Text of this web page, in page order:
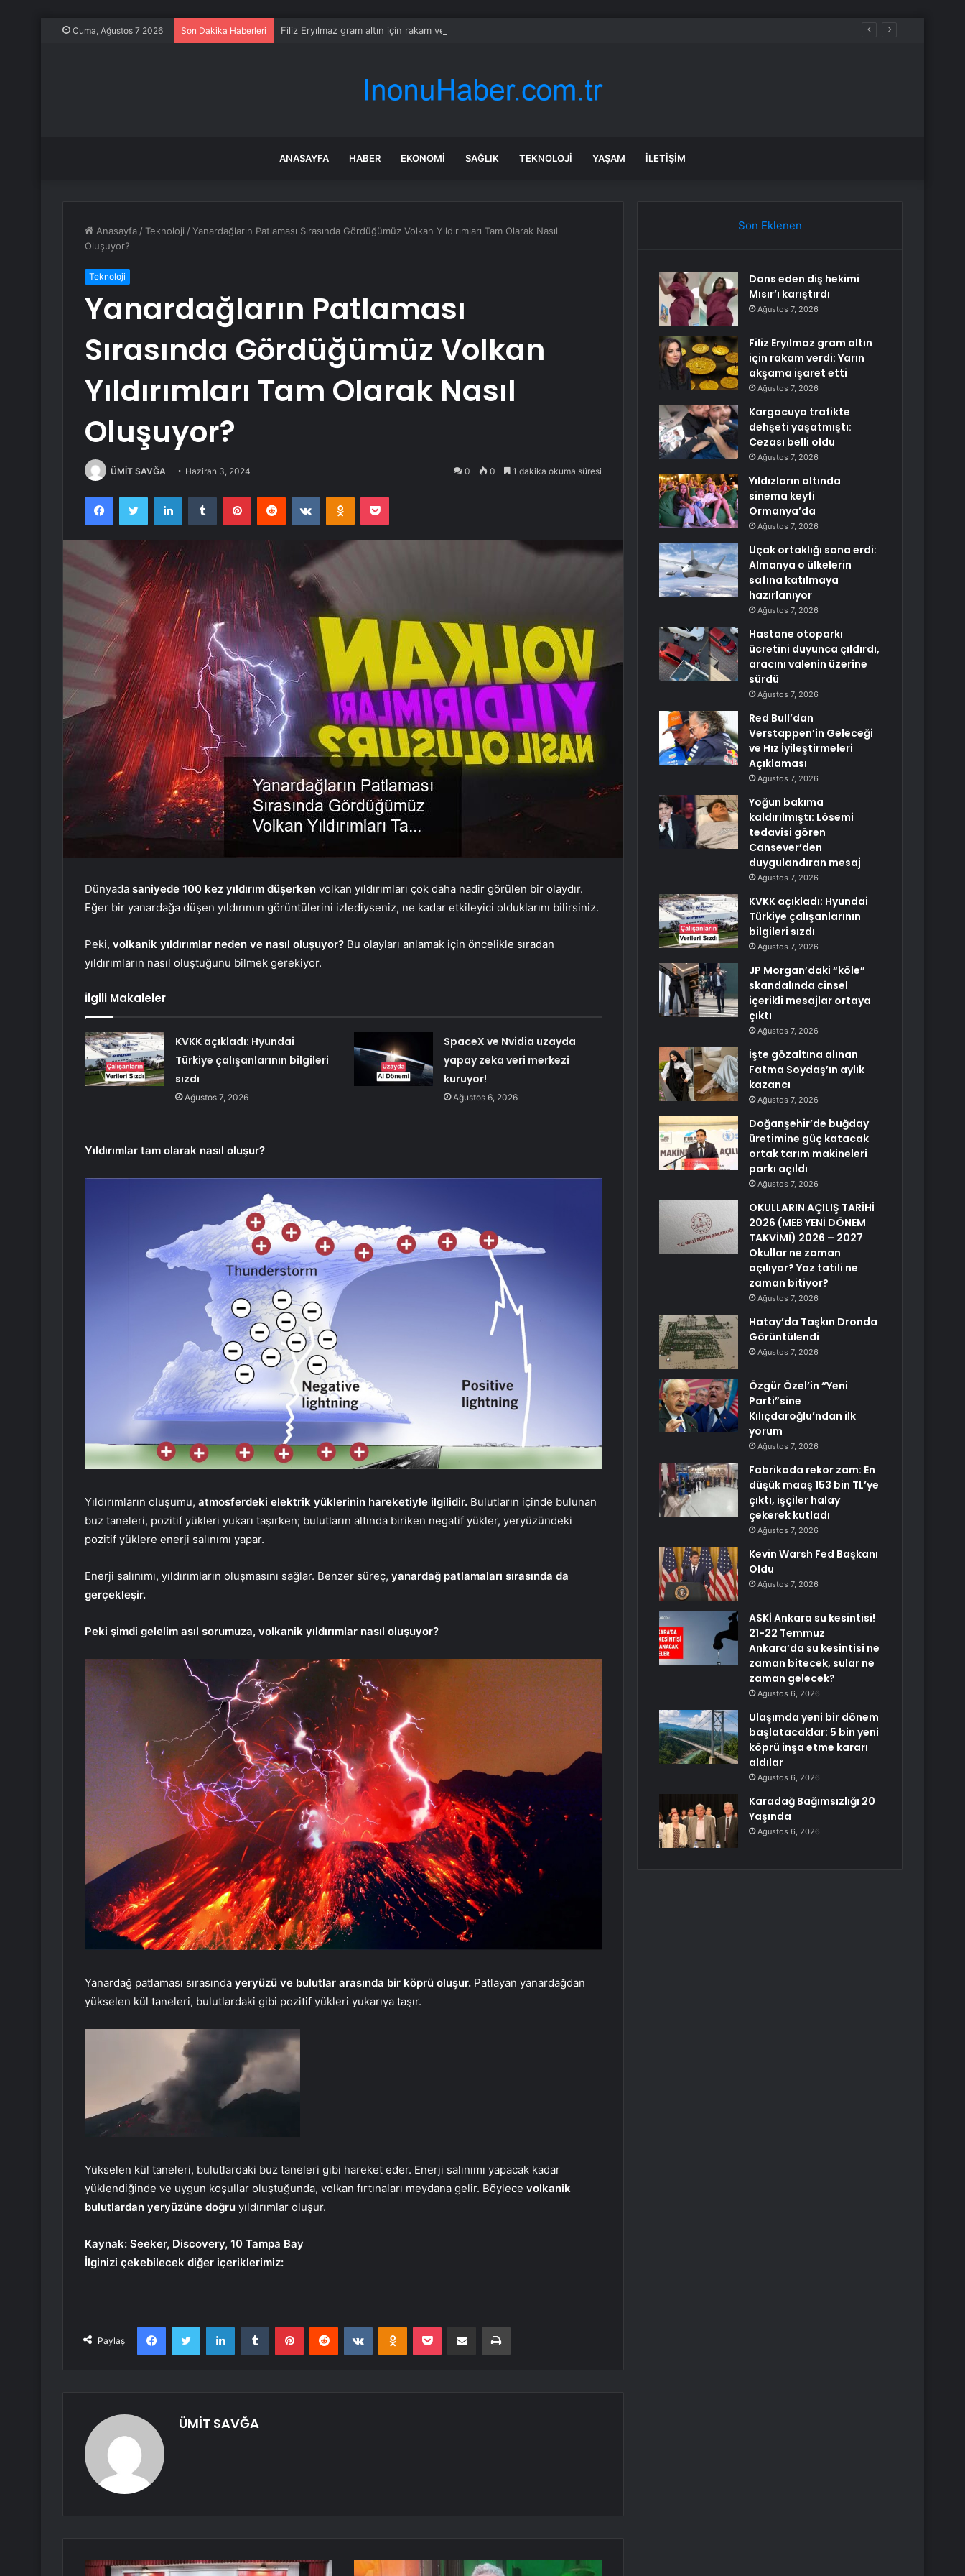
Cuma, Ağustos 7 2026 Son Dakika Haberleri Filiz Eryılmaz gram altın için rakam verdi: Yarın akşama işaret etti
ANASAYFA HABER EKONOMI SAĞLIK TEKNOLOJI YAŞAM İLETIŞIM
Anasayfa /Teknoloji /Yanardağların Patlaması Sırasında Gördüğümüz Volkan Yıldırımları Tam Olarak Nasıl
Oluşuyor?
Teknoloji
Yanardağların Patlaması
Sırasında Gördüğümüz Volkan
Yıldırımları Tam Olarak Nasıl
Oluşuyor?
ÜMİT SAVĞA Haziran 3, 2024 0 0 1 dakika okuma süresi
FacebookTwitter LinkedInTumblr PinterestReddit VKontakteOdnoklassniki
Pocket
Dünyada saniyede 100 kez yıldırım düşerken volkan yıldırımları çok daha nadir görülen bir olaydır.
Eğer bir yanardağa düşen yıldırımın görüntülerini izlediyseniz, ne kadar etkileyici olduklarını bilirsiniz.
Peki, volkanik yıldırımlar neden ve nasıl oluşuyor? Bu olayları anlamak için öncelikle sıradan
yıldırımların nasıl oluştuğunu bilmek gerekiyor.
İlgili Makaleler
KVKK açıkladı: Hyundai
Türkiye çalışanlarının bilgileri
sızdı
Ağustos 7, 2026
SpaceX ve Nvidia uzayda
yapay zeka veri merkezi
kuruyor!
Ağustos 6, 2026
Yıldırımlar tam olarak nasıl oluşur?
Yıldırımların oluşumu, atmosferdeki elektrik yüklerinin hareketiyle ilgilidir. Bulutların içinde bulunan
buz taneleri, pozitif yükleri yukarı taşırken; bulutların altında biriken negatif yükler, yeryüzündeki
pozitif yüklere enerji salınımı yapar.
Enerji salınımı, yıldırımların oluşmasını sağlar. Benzer süreç, yanardağ patlamaları sırasında da
gerçekleşir.
Peki şimdi gelelim asıl sorumuza, volkanik yıldırımlar nasıl oluşuyor?
Yanardağ patlaması sırasında yeryüzü ve bulutlar arasında bir köprü oluşur. Patlayan yanardağdan
yükselen kül taneleri, bulutlardaki gibi pozitif yükleri yukarıya taşır.
Yükselen kül taneleri, bulutlardaki buz taneleri gibi hareket eder. Enerji salınımı yapacak kadar
yüklendiğinde ve uygun koşullar oluştuğunda, volkan fırtınaları meydana gelir. Böylece volkanik
bulutlardan yeryüzüne doğru yıldırımlar oluşur.
Kaynak: Seeker, Discovery, 10 Tampa Bay
İlginizi çekebilecek diğer içeriklerimiz:
Paylaş
FacebookTwitter LinkedInTumblr PinterestReddit VKontakteOdnoklassniki
Pocket E-Posta ile paylaş Yazdır
ÜMİT SAVĞA
Son Eklenen
Dans eden diş hekimi
Mısır’ı karıştırdı
Ağustos 7, 2026
Filiz Eryılmaz gram altın
için rakam verdi: Yarın
akşama işaret etti
Ağustos 7, 2026
Kargocuya trafikte
dehşeti yaşatmıştı:
Cezası belli oldu
Ağustos 7, 2026
Yıldızların altında
sinema keyfi
Ormanya’da
Ağustos 7, 2026
Uçak ortaklığı sona erdi:
Almanya o ülkelerin
safına katılmaya
hazırlanıyor
Ağustos 7, 2026
Hastane otoparkı
ücretini duyunca çıldırdı,
aracını valenin üzerine
sürdü
Ağustos 7, 2026
Red Bull’dan
Verstappen’in Geleceği
ve Hız İyileştirmeleri
Açıklaması
Ağustos 7, 2026
Yoğun bakıma
kaldırılmıştı: Lösemi
tedavisi gören
Cansever’den
duygulandıran mesaj
Ağustos 7, 2026
KVKK açıkladı: Hyundai
Türkiye çalışanlarının
bilgileri sızdı
Ağustos 7, 2026
JP Morgan’daki “köle”
skandalında cinsel
içerikli mesajlar ortaya
çıktı
Ağustos 7, 2026
İşte gözaltına alınan
Fatma Soydaş’ın aylık
kazancı
Ağustos 7, 2026
Doğanşehir’de buğday
üretimine güç katacak
ortak tarım makineleri
parkı açıldı
Ağustos 7, 2026
OKULLARIN AÇILIŞ TARİHİ
2026 (MEB YENİ DÖNEM
TAKVİMİ) 2026 – 2027
Okullar ne zaman
açılıyor? Yaz tatili ne
zaman bitiyor?
Ağustos 7, 2026
Hatay’da Taşkın Dronda
Görüntülendi
Ağustos 7, 2026
Özgür Özel’in “Yeni
Parti”sine
Kılıçdaroğlu’ndan ilk
yorum
Ağustos 7, 2026
Fabrikada rekor zam: En
düşük maaş 153 bin TL’ye
çıktı, işçiler halay
çekerek kutladı
Ağustos 7, 2026
Kevin Warsh Fed Başkanı
Oldu
Ağustos 7, 2026
ASKİ Ankara su kesintisi!
21-22 Temmuz
Ankara’da su kesintisi ne
zaman bitecek, sular ne
zaman gelecek?
Ağustos 6, 2026
Ulaşımda yeni bir dönem
başlatacaklar: 5 bin yeni
köprü inşa etme kararı
aldılar
Ağustos 6, 2026
Karadağ Bağımsızlığı 20
Yaşında
Ağustos 6, 2026